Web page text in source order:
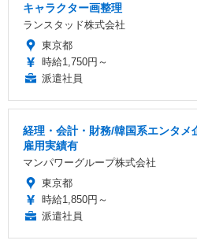
キャラクター画整理
ランスタッド株式会社
東京都
時給1,750円～
派遣社員
経理・会計・財務/韓国系エンタメ
雇用実績有
マンパワーグループ株式会社
東京都
時給1,850円～
派遣社員